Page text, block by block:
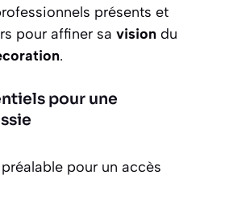
présents et
pour affiner sa vision du
.
pour une
pour un accès